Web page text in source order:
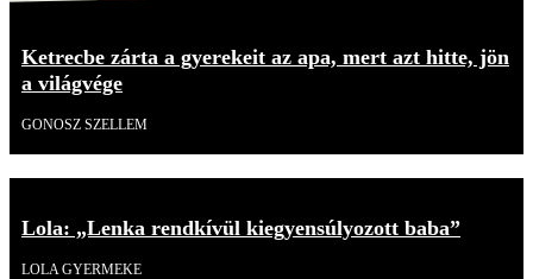
Ketrecbe zárta a gyerekeit az apa, mert azt hitte, jön
a világvége
GONOSZ SZELLEM
Lola: „Lenka rendkívül kiegyensúlyozott baba”
LOLA GYERMEKE